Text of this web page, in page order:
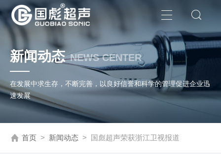
新闻动态 NEWS CENTER
在发展中求生存，不断完善，以良好信誉和科学的管理促进企业迅
速发展
首页 > 新闻动态 > 国彪超声荣获浙江卫视报道